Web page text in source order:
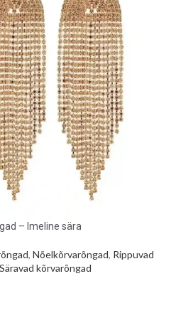
– Imeline sära
, Nõelkõrvarõngad, Rippuvad
Säravad kõrvarõngad